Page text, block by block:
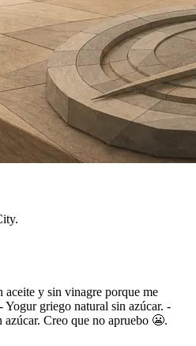
y sin vinagre porque me
griego natural sin azúcar. -
Creo que no apruebo 😬.